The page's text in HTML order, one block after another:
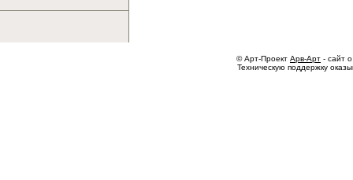
© Арт-Проект Арв-Арт - сайт
Техническую поддержку